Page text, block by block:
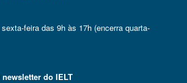
feira das 9h às 17h (encerra quarta-
do IELT